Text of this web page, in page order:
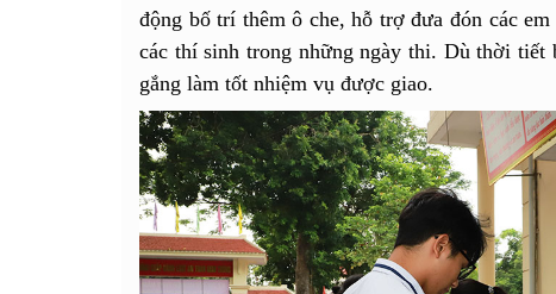
động bố trí thêm ô che, hỗ trợ đưa đón các
các thí sinh trong những ngày thi. Dù thời tiết
gắng làm tốt nhiệm vụ được giao.